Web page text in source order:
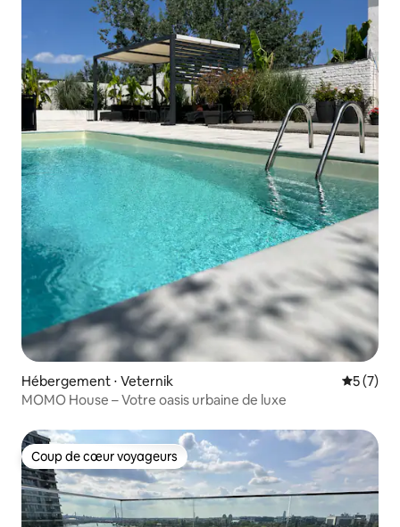
Hébergement ⋅ Veternik
5 (7)
MOMO House – Votre oasis urbaine de luxe
Coup de cœur voyageurs
Coup de cœur voyageurs